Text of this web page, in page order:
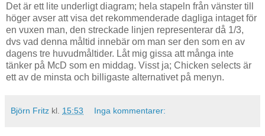
Det är ett lite underligt diagram; hela stapeln från vänster till
höger avser att visa det rekommenderade dagliga intaget för
en vuxen man, den streckade linjen representerar då 1/3,
dvs vad denna måltid innebär om man ser den som en av
dagens tre huvudmåltider. Låt mig gissa att många inte
tänker på McD som en middag. Visst ja; Chicken selects är
ett av de minsta och billigaste alternativet på menyn.
Björn Fritz kl. 15:53 Inga kommentarer: